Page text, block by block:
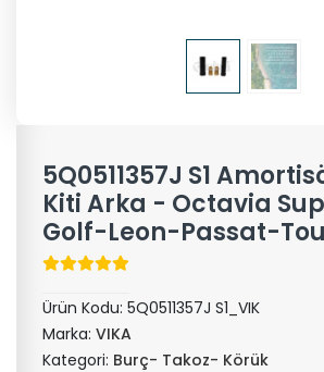
5Q0511357J S1
Kiti Arka - Octavia
Golf-Leon-Passat-
Ürün Kodu: 5Q0511357J S1_VIK
Marka: VIKA
Kategori: Burç- Takoz- Körük